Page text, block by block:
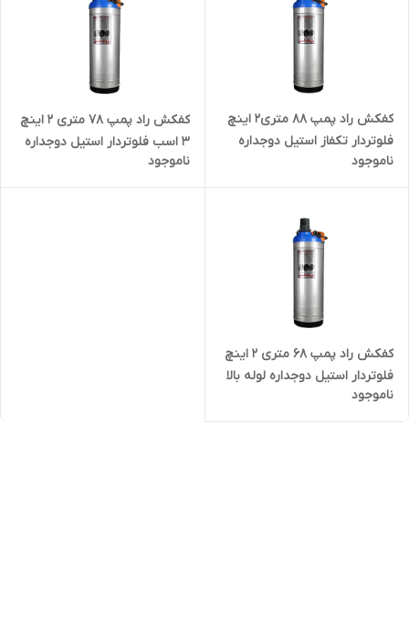
کفکش راد پمپ ۸۸ متری۲ اینچ
فلوتردار تکفاز استیل دوجداره
لوله بالا
ناموجود
کفکش راد پمپ ۷۸ متری ۲ اینچ
3 اسب فلوتردار استیل دوجداره
لوله بالا
ناموجود
کفکش راد پمپ ۶۸ متری ۲ اینچ
فلوتردار استیل دوجداره لوله بالا
ناموجود